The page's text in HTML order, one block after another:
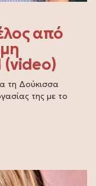
από
(video)
τη Δούκισσα
της με το